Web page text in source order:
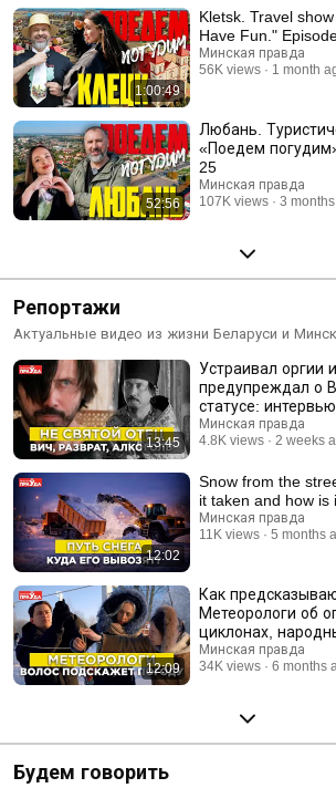
1:00:49
Kletsk. Travel
Have Fun."
Минская правда
56K views
1 month
52:56
Любань.
«Поедем
25
Минская правда
107K views
3
Репортажи
Актуальные видео из жизни Беларуси и
13:45
Устраивал оргии
предупреждал о
статусе:
пострадавшим от
Минская правда
4.8K views
2 weeks
12:02
Snow from the
it taken and how is
Минская правда
11K views
5 months
12:09
Как
Метеорологи об
циклонах,
приметах и
прогнозах
Минская правда
34K views
6 months
Будем говорить